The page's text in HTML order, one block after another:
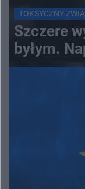
TOKSYCZNY
Szczere
byłym.